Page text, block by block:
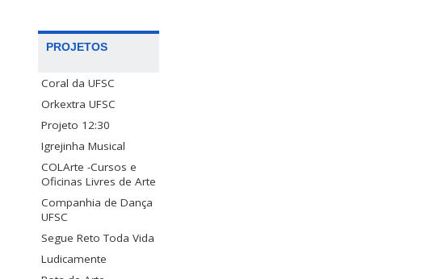
PROJETOS
Coral da UFSC
Orkextra UFSC
Projeto 12:30
Igrejinha Musical
COLArte -Cursos e
Oficinas Livres de Arte
Companhia de Dança
UFSC
Segue Reto Toda Vida
Ludicamente